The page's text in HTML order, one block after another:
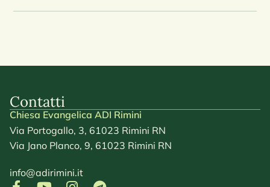
Contatti
Chiesa Evangelica ADI Rimini
Via Portogallo, 3, 61023 Rimini RN
Via Jano Planco, 9, 61023 Rimini RN
info@adirimini.it